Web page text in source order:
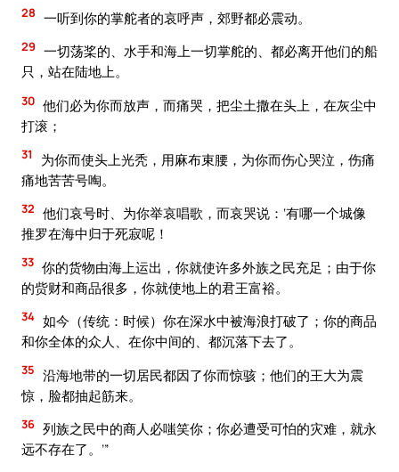
28 一听到你的掌舵者的哀呼声，郊野都必震动。
29 一切荡桨的、水手和海上一切掌舵的、都必离开他们的船
只，站在陆地上。
30 他们必为你而放声，而痛哭，把尘土撒在头上，在灰尘中
打滚；
31
为你而使头上光秃，用麻布束腰，为你而伤心哭泣，伤痛
痛地苦苦号啕。
32 他们哀号时、为你举哀唱歌，而哀哭说：‘有哪一个城像
推罗在海中归于死寂呢！
33 你的货物由海上运出，你就使许多外族之民充足；由于你
的赀财和商品很多，你就使地上的君王富裕。
34 如今（传统：时候）你在深水中被海浪打破了；你的商品
和你全体的众人、在你中间的、都沉落下去了。
35 沿海地带的一切居民都因了你而惊骇；他们的王大为震
惊，脸都抽起筋来。
36 列族之民中的商人必嗤笑你；你必遭受可怕的灾难，就永
远不存在了。’”